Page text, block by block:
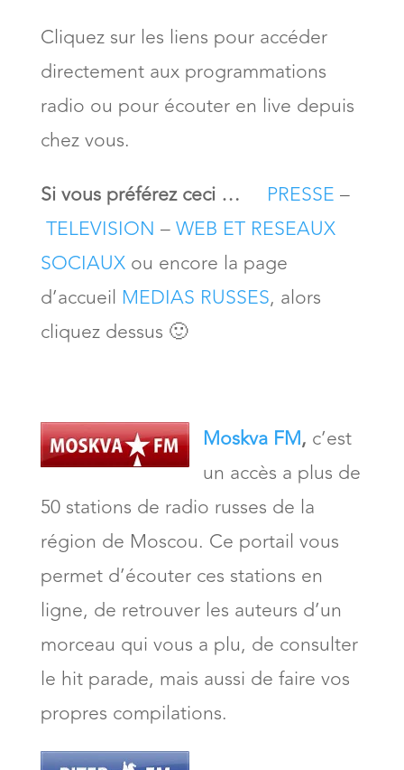
Cliquez sur les liens pour accéder
directement aux programmations
radio ou pour écouter en live depuis
chez vous.
Si vous préférez ceci …
PRESSE –
TELEVISION –WEB ET RESEAUX
SOCIAUXou encore la page
d’accueil MEDIAS RUSSES, alors
cliquez dessus 🙂
Moskva FM, c’est
un accès a plus de
50 stations de radio russes de la
région de Moscou. Ce portail vous
permet d’écouter ces stations en
ligne, de retrouver les auteurs d’un
morceau qui vous a plu, de consulter
le hit parade, mais aussi de faire vos
propres compilations.